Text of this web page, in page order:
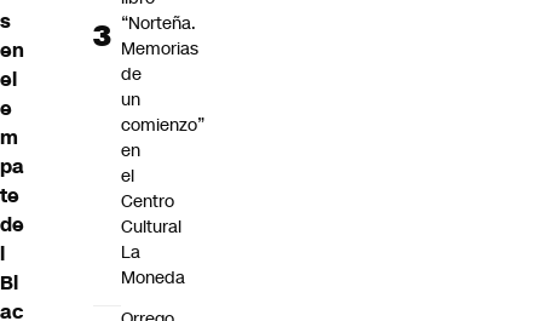
s
en
el
e
m
pa
te
de
l
Bl
ac
“Norteña.
Memorias
de
un
comienzo”
en
el
Centro
Cultural
La
Moneda